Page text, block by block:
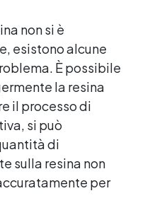
non si è
esistono alcune
È possibile
la resina
il processo di
si può
di
sulla resina non
per